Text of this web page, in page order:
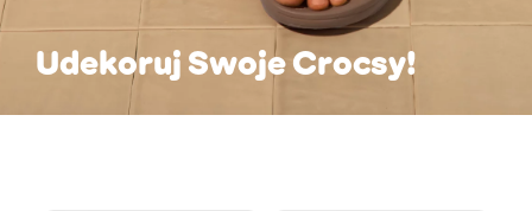
Udekoruj Swoje Crocsy!